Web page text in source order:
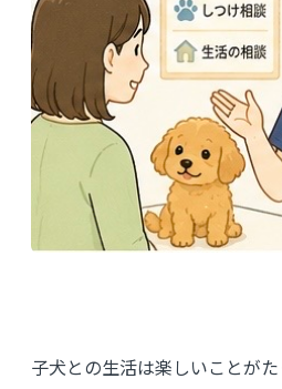
子犬との生活は楽しいことがた